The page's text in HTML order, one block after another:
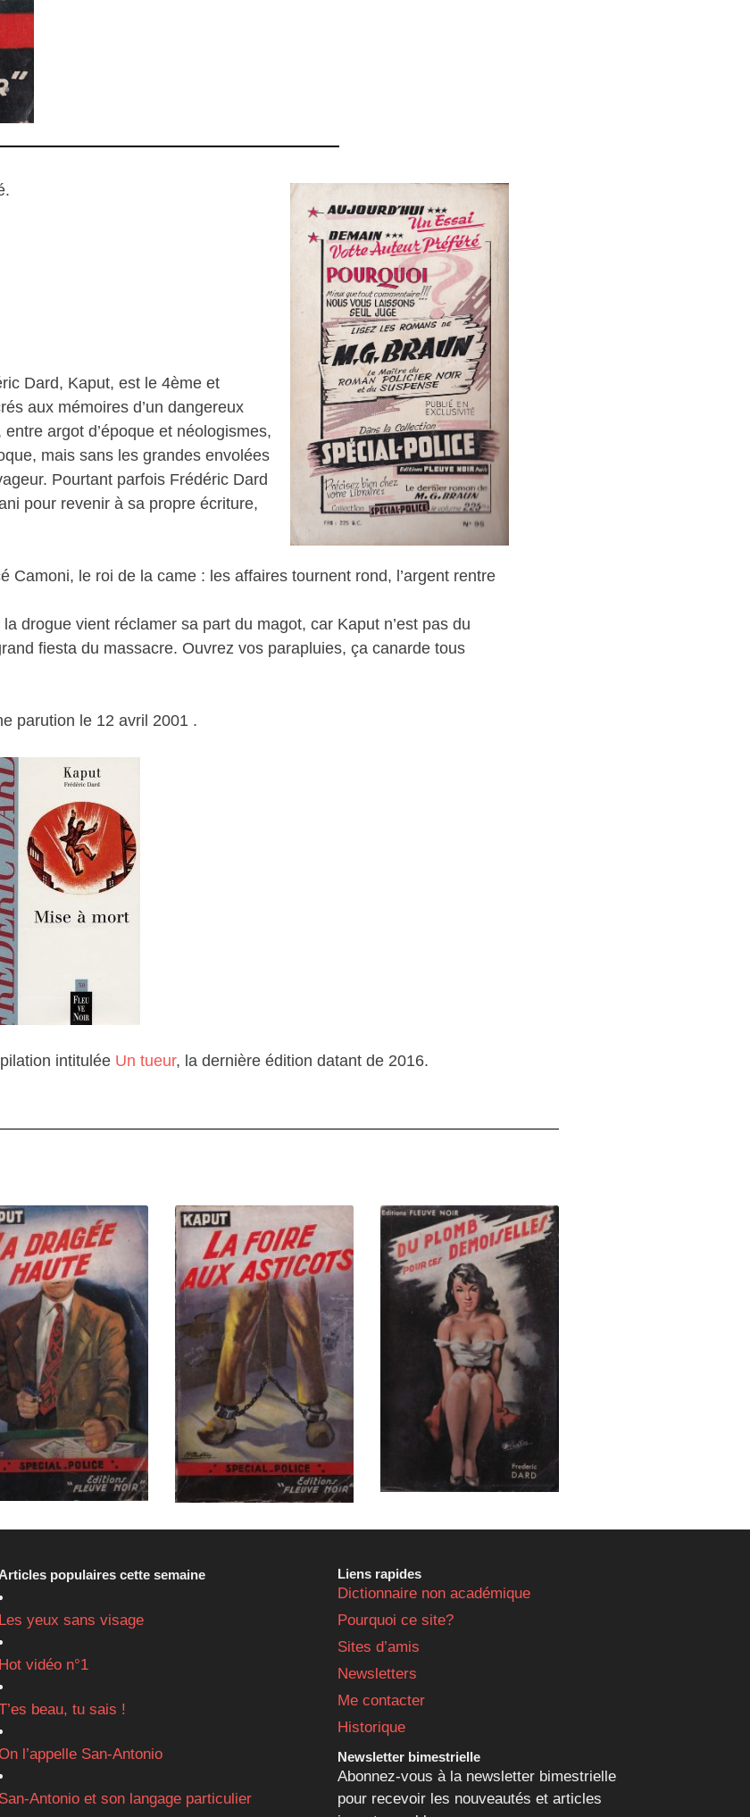
Dard, Kaput, est le 4ème et
aux mémoires d’un dangereux
argot d’époque et néologismes,
mais sans les grandes envolées
Pourtant parfois Frédéric Dard
pour revenir à sa propre écriture,
Camoni, le roi de la came : les affaires tournent rond, l’argent rentre
drogue vient réclamer sa part du magot, car Kaput n’est pas du
fiesta du massacre. Ouvrez vos parapluies, ça canarde tous
parution le 12 avril 2001 .
intitulée Un tueur, la dernière édition datant de 2016.
populaires cette semaine
Les yeux sans visage
Hot vidéo n°1
beau, tu sais !
l’appelle San-Antonio
San-Antonio et son langage particulier
Liens rapides
Dictionnaire non académique
Pourquoi ce site?
Sites d’amis
Newsletters
Me contacter
Historique
Newsletter bimestrielle
Abonnez-vous à la newsletter bimestrielle
pour recevoir les nouveautés et articles